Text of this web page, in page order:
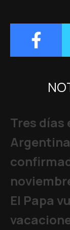
Tres días
El Papa